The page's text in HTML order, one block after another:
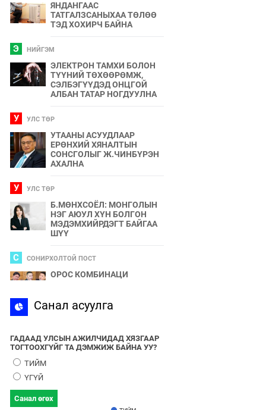
ЯНДАНГААС
ТАТГАЛЗСАНЫХАА ТӨЛӨӨ
ТЭД ХОХИРЧ БАЙНА
Э НИЙГЭМ
ЭЛЕКТРОН ТАМХИ БОЛОН
ТҮҮНИЙ ТӨХӨӨРӨМЖ,
СЭЛБЭГҮҮДЭД ОНЦГОЙ
АЛБАН ТАТАР НОГДУУЛНА
У УЛС ТӨР
УТААНЫ АСУУДЛААР
ЕРӨНХИЙ ХЯНАЛТЫН
СОНСГОЛЫГ Ж.ЧИНБҮРЭН
АХАЛНА
У УЛС ТӨР
Б.МӨНХСОЁЛ: МОНГОЛЫН
НЭГ АЮУЛ ХҮН БОЛГОН
МЭДЭМХИЙРДЭГТ БАЙГАА
ШҮҮ
С СОНИРХОЛТОЙ ПОСТ
ОРОС КОМБИНАЦИ
С СПОРТ
У
БҮЛЭГЛЭЛҮҮДИЙН
ХАМТЫН БҮТЭЭЛ ЮМ
Санал асуулга
ГАДААД УЛСЫН АЖИЛЧИДАД ХЯЗГААР
ТОГТООХГҮЙГ ТА ДЭМЖИЖ БАЙНА УУ?
ТИЙМ
ҮГҮЙ
Санал өгөх